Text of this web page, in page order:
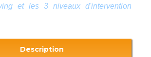
et les 3 niveaux d'intervention
Description